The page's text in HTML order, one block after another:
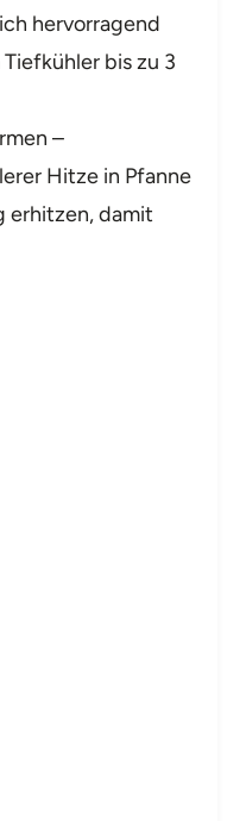
hervorragend
bis zu 3
–
Hitze in Pfanne
erhitzen, damit